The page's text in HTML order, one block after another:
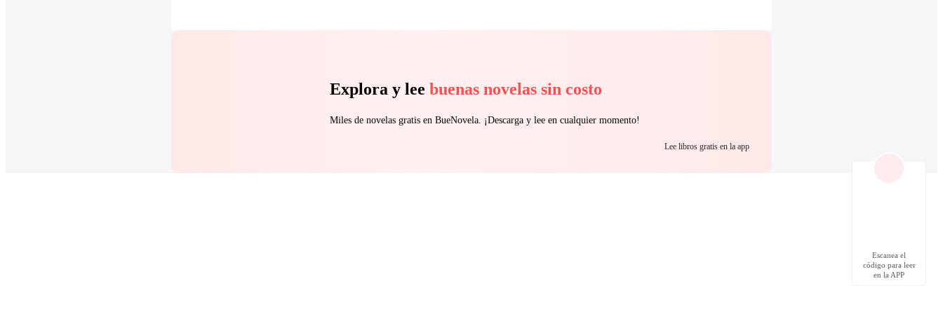
Explora y lee buenas novelas sin costo
Miles de novelas gratis en BueNovela. ¡Descarga y lee en cualquier momento!
Lee libros gratis en la app
Escanea el
código para leer
en la APP